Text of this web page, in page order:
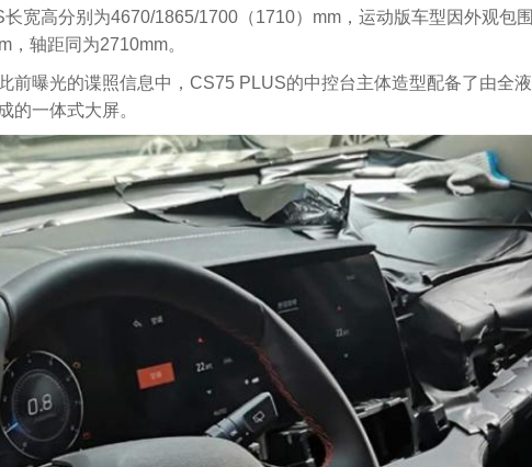
宽高分别为4670/1865/1700（1710）mm，运动版车型因外观包围
，轴距同为2710mm。
前曝光的谍照信息中，CS75 PLUS的中控台主体造型配备了由全液
的一体式大屏。